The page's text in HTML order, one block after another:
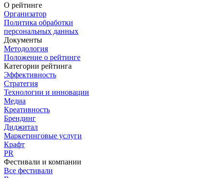
О рейтинге
Организатор
Политика обработки
персональных данных
Документы
Методология
Положение о рейтинге
Категории рейтинга
Эффективность
Стратегия
Технологии и инновации
Медиа
Креативность
Брендинг
Диджитал
Маркетинговые услуги
Крафт
PR
Фестивали и компании
Все фестивали